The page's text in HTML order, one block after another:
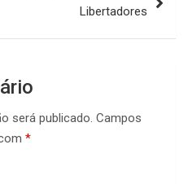
Libertadores
será publicado. Campos
*